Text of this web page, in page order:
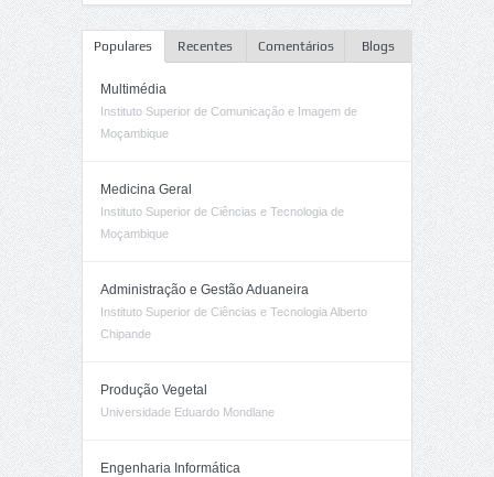
Populares Recentes Comentários Blogs
Multimédia
Instituto Superior de Comunicação e Imagem de
Moçambique
Medicina Geral
Instituto Superior de Ciências e Tecnologia de
Moçambique
Administração e Gestão Aduaneira
Instituto Superior de Ciências e Tecnologia Alberto
Chipande
Produção Vegetal
Universidade Eduardo Mondlane
Engenharia Informática